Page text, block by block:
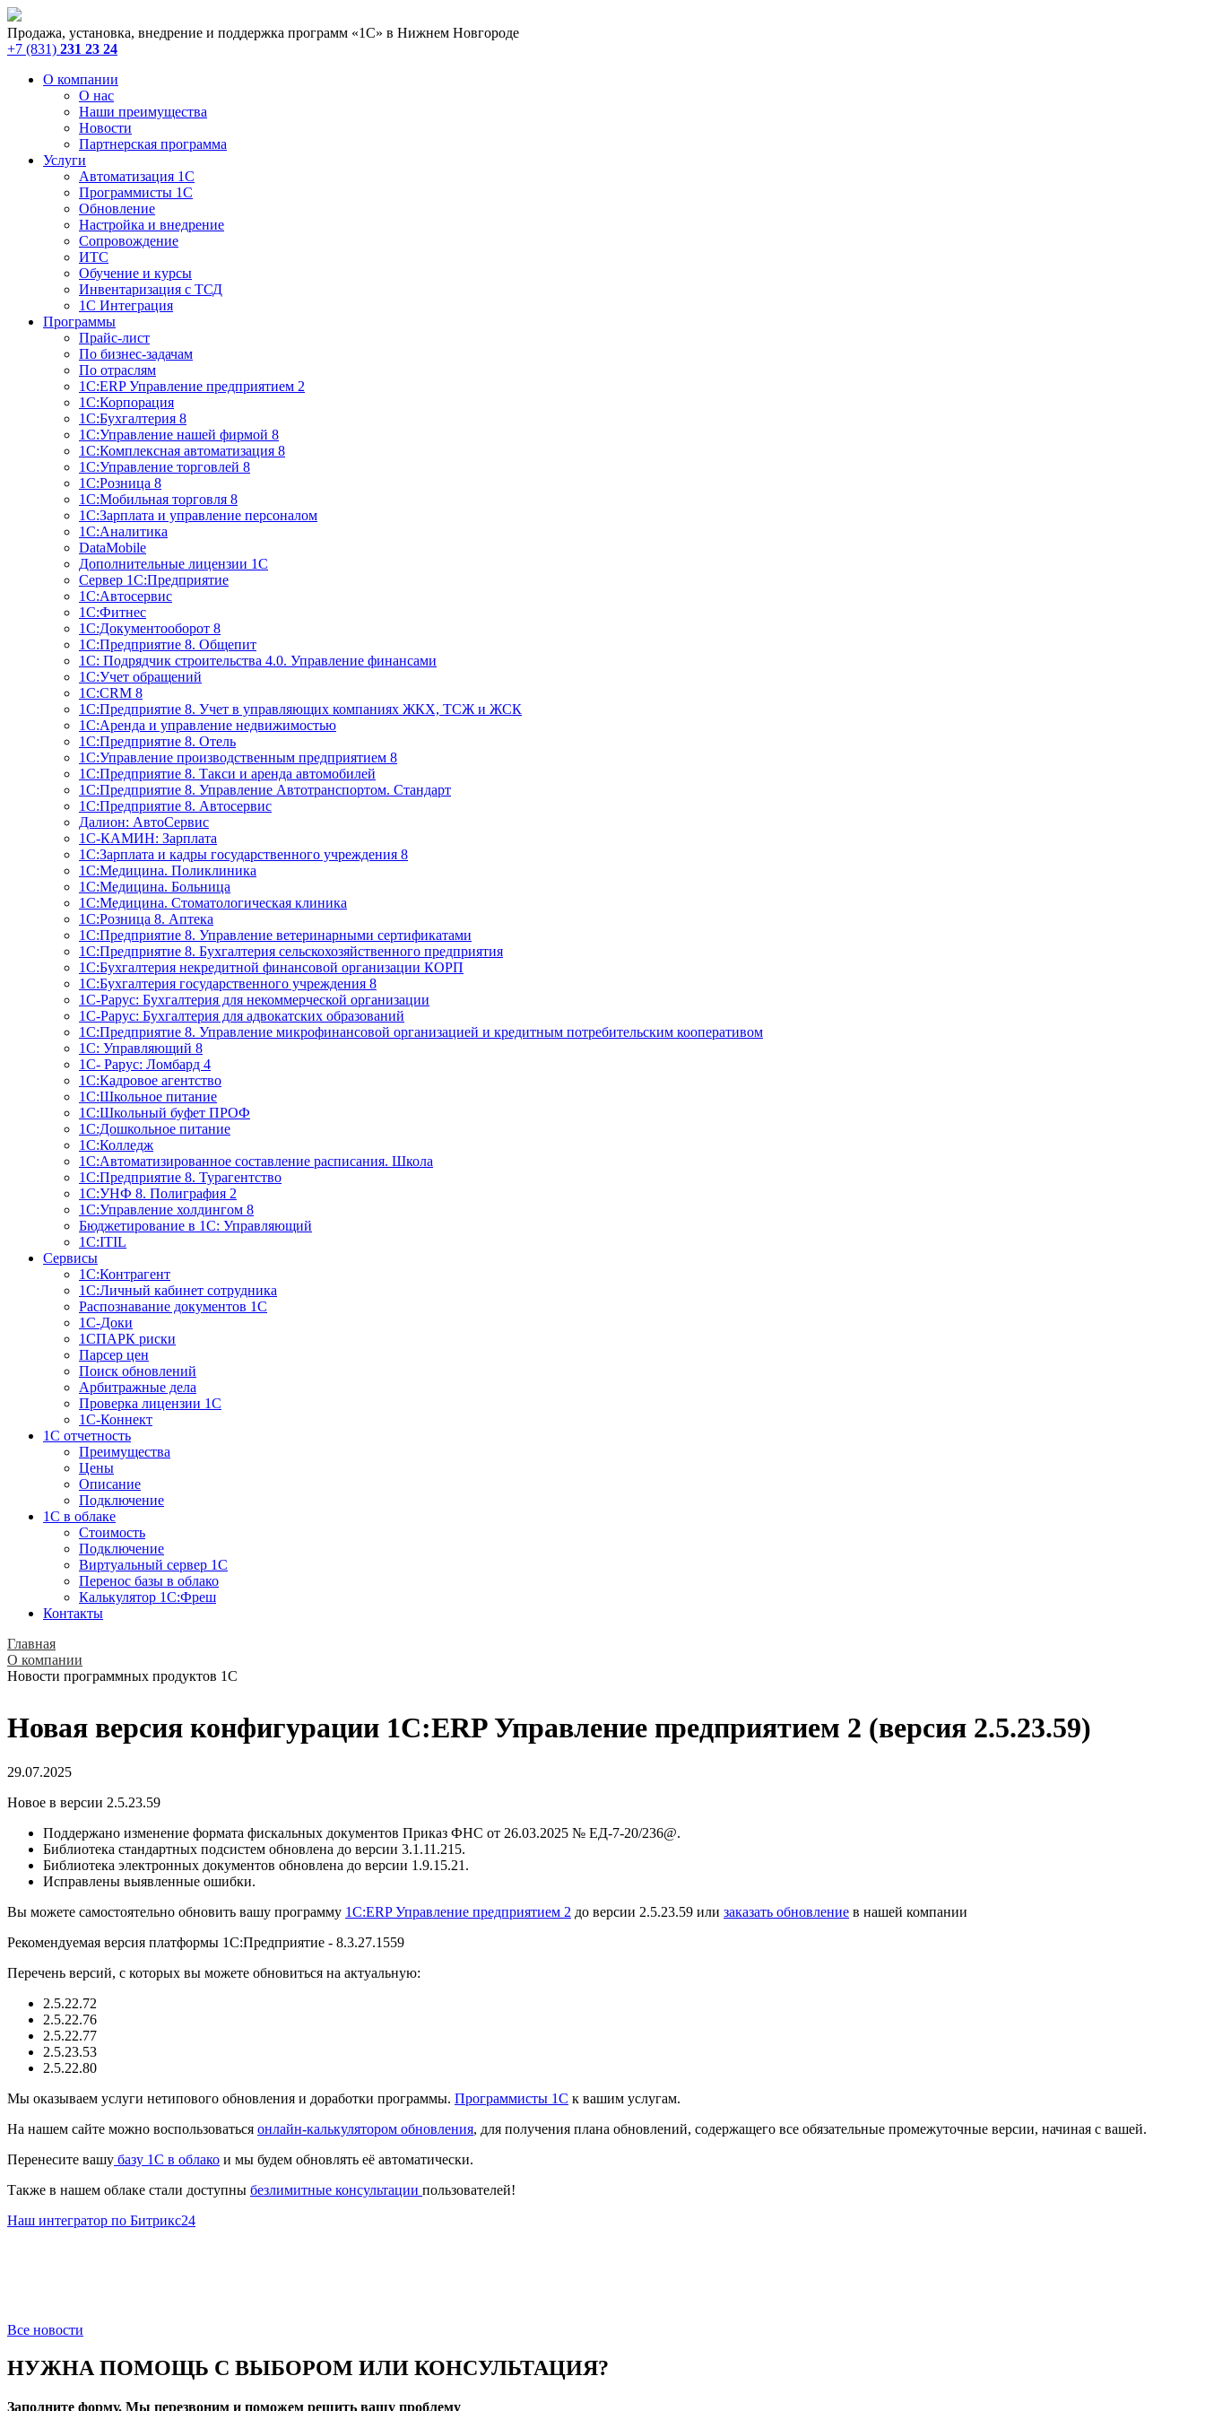
Продажа, установка, внедрение и поддержка программ «1С» в Нижнем Новгороде
+7 (831) 231 23 24
О компании
О нас
Наши преимущества
Новости
Партнерская программа
Услуги
Автоматизация 1С
Программисты 1С
Обновление
Настройка и внедрение
Сопровождение
ИТС
Обучение и курсы
Инвентаризация с ТСД
1С Интеграция
Программы
Прайс-лист
По бизнес-задачам
По отраслям
1C:ERP Управление предприятием 2
1С:Корпорация
1С:Бухгалтерия 8
1С:Управление нашей фирмой 8
1С:Комплексная автоматизация 8
1С:Управление торговлей 8
1С:Розница 8
1С:Мобильная торговля 8
1С:Зарплата и управление персоналом
1С:Аналитика
DataMobile
Дополнительные лицензии 1С
Сервер 1С:Предприятие
1С:Автосервис
1С:Фитнес
1С:Документооборот 8
1С:Предприятие 8. Общепит
1С: Подрядчик строительства 4.0. Управление финансами
1С:Учет обращений
1C:CRM 8
1С:Предприятие 8. Учет в управляющих компаниях ЖКХ, ТСЖ и ЖСК
1С:Аренда и управление недвижимостью
1С:Предприятие 8. Отель
1C:Управление производственным предприятием 8
1C:Предприятие 8. Такси и аренда автомобилей
1С:Предприятие 8. Управление Автотранспортом. Стандарт
1C:Предприятие 8. Автосервис
Далион: АвтоСервис
1С-КАМИН: Зарплата
1С:Зарплата и кадры государственного учреждения 8
1С:Медицина. Поликлиника
1С:Медицина. Больница
1С:Медицина. Стоматологическая клиника
1С:Розница 8. Аптека
1C:Предприятие 8. Управление ветеринарными сертификатами
1С:Предприятие 8. Бухгалтерия сельскохозяйственного предприятия
1C:Бухгалтерия некредитной финансовой организации КОРП
1С:Бухгалтерия государственного учреждения 8
1С-Рарус: Бухгалтерия для некоммерческой организации
1С-Рарус: Бухгалтерия для адвокатских образований
1С:Предприятие 8. Управление микрофинансовой организацией и кредитным потребительским кооперативом
1С: Управляющий 8
1С- Рарус: Ломбард 4
1С:Кадровое агентство
1С:Школьное питание
1С:Школьный буфет ПРОФ
1C:Дошкольное питание
1С:Колледж
1С:Автоматизированное составление расписания. Школа
1С:Предприятие 8. Турагентство
1С:УНФ 8. Полиграфия 2
1С:Управление холдингом 8
Бюджетирование в 1С: Управляющий
1С:ITIL
Сервисы
1C:Контрагент
1С:Личный кабинет сотрудника
Распознавание документов 1С
1С-Доки
1CПАРК риски
Парсер цен
Поиск обновлений
Арбитражные дела
Проверка лицензии 1С
1С-Коннект
1C отчетность
Преимущества
Цены
Описание
Подключение
1С в облаке
Стоимость
Подключение
Виртуальный сервер 1С
Перенос базы в облако
Калькулятор 1С:Фреш
Контакты
Главная
О компании
Новости программных продуктов 1С
Новая версия конфигурации 1C:ERP Управление предприятием 2 (версия 2.5.23.59)
29.07.2025
Новое в версии 2.5.23.59
Поддержано изменение формата фискальных документов Приказ ФНС от 26.03.2025 № ЕД-7-20/236@.
Библиотека стандартных подсистем обновлена до версии 3.1.11.215.
Библиотека электронных документов обновлена до версии 1.9.15.21.
Исправлены выявленные ошибки.
Вы можете самостоятельно обновить вашу программу 1C:ERP Управление предприятием 2 до версии 2.5.23.59 или заказать обновление в нашей компании
Рекомендуемая версия платформы 1С:Предприятие - 8.3.27.1559
Перечень версий, с которых вы можете обновиться на актуальную:
2.5.22.72
2.5.22.76
2.5.22.77
2.5.23.53
2.5.22.80
Мы оказываем услуги нетипового обновления и доработки программы. Программисты 1С к вашим услугам.
На нашем сайте можно воспользоваться онлайн-калькулятором обновления, для получения плана обновлений, содержащего все обязательные промежуточные версии, начиная с вашей.
Перенесите вашу базу 1C в облако и мы будем обновлять её автоматически.
Также в нашем облаке стали доступны безлимитные консультации пользователей!
Наш интегратор по Битрикс24
Все новости
НУЖНА ПОМОЩЬ С ВЫБОРОМ ИЛИ КОНСУЛЬТАЦИЯ?
Заполните форму. Мы перезвоним и поможем решить вашу проблему